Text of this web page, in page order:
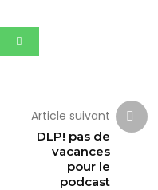
Article suivant
DLP! pas de
vacances
pour le
podcast